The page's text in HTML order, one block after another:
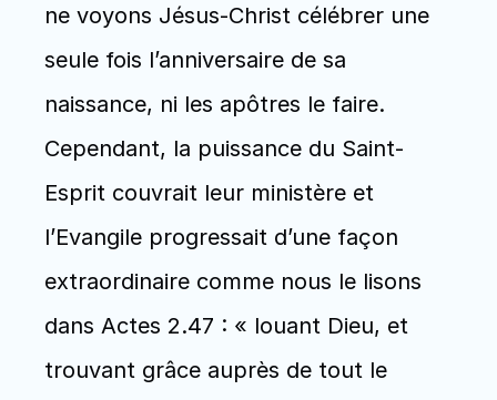
ne voyons Jésus-Christ célébrer une
seule fois l’anniversaire de sa
naissance, ni les apôtres le faire.
Cependant, la puissance du Saint-
Esprit couvrait leur ministère et
l’Evangile progressait d’une façon
extraordinaire comme nous le lisons
dans Actes 2.47 : « louant Dieu, et
trouvant grâce auprès de tout le